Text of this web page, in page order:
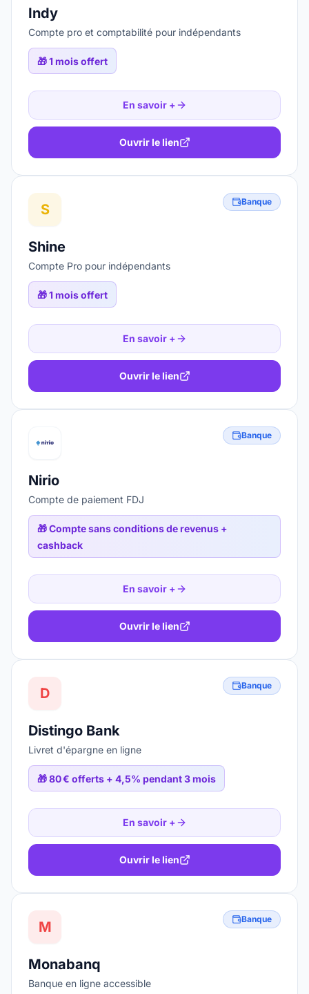
Indy
Compte pro et comptabilité pour indépendants
🎁1 mois offert
En savoir +
Ouvrir le lien
S Banque
Shine
Compte Pro pour indépendants
🎁1 mois offert
En savoir +
Ouvrir le lien
Banque
Nirio
Compte de paiement FDJ
🎁Compte sans conditions de revenus +
cashback
En savoir +
Ouvrir le lien
D Banque
Distingo Bank
Livret d'épargne en ligne
🎁80 € offerts + 4,5% pendant 3 mois
En savoir +
Ouvrir le lien
M Banque
Monabanq
Banque en ligne accessible